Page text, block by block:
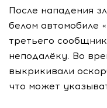
После нападения
белом автомобиле
третьего
неподалёку. Во
выкрикивали
что может